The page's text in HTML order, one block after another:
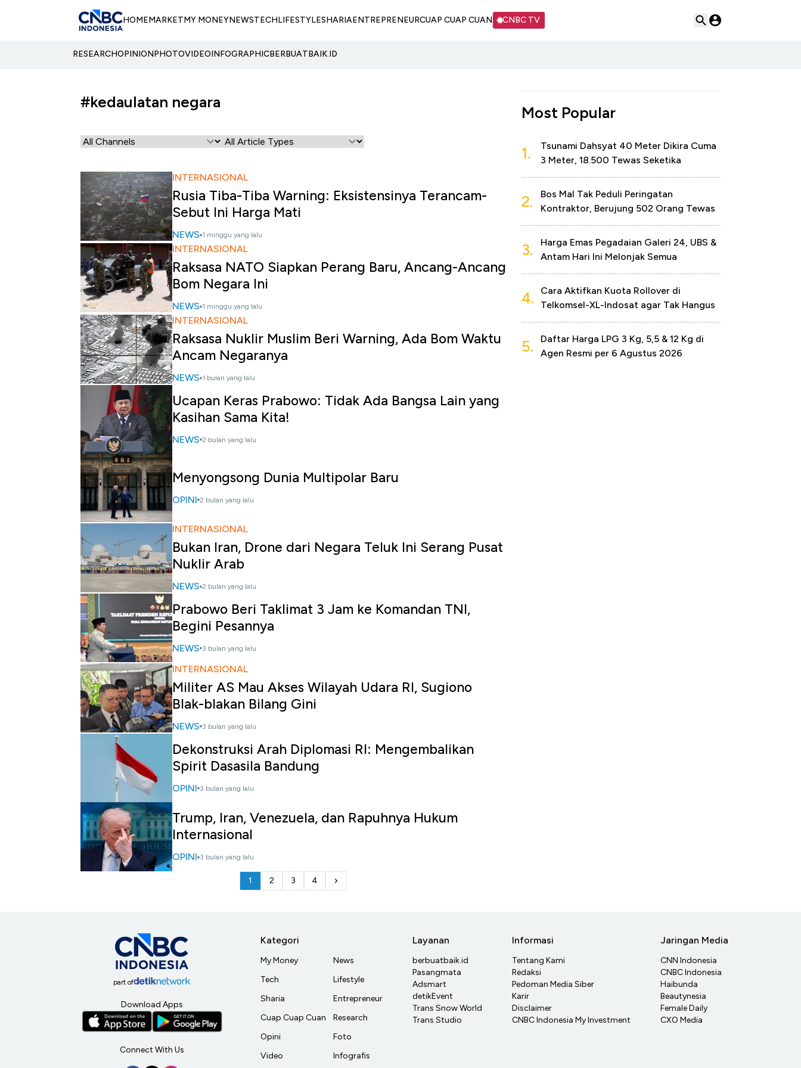
HOMEMARKETMY MONEYNEWSTECHLIFESTYLESHARIAENTREPRENEURCUAP CUAP CUAN CNBC TV
RESEARCHOPINIONPHOTOVIDEOINFOGRAPHICBERBUATBAIK.ID
#kedaulatan negara
INTERNASIONAL
Rusia Tiba-Tiba Warning: Eksistensinya Terancam-
Sebut Ini Harga Mati
NEWS 1 minggu yang lalu
INTERNASIONAL
Raksasa NATO Siapkan Perang Baru, Ancang-Ancang
Bom Negara Ini
NEWS 1 minggu yang lalu
INTERNASIONAL
Raksasa Nuklir Muslim Beri Warning, Ada Bom Waktu
Ancam Negaranya
NEWS 1 bulan yang lalu
Ucapan Keras Prabowo: Tidak Ada Bangsa Lain yang
Kasihan Sama Kita!
NEWS 2 bulan yang lalu
Menyongsong Dunia Multipolar Baru
OPINI 2 bulan yang lalu
INTERNASIONAL
Bukan Iran, Drone dari Negara Teluk Ini Serang Pusat
Nuklir Arab
NEWS 2 bulan yang lalu
Prabowo Beri Taklimat 3 Jam ke Komandan TNI,
Begini Pesannya
NEWS 3 bulan yang lalu
INTERNASIONAL
Militer AS Mau Akses Wilayah Udara RI, Sugiono
Blak-blakan Bilang Gini
NEWS 3 bulan yang lalu
Dekonstruksi Arah Diplomasi RI: Mengembalikan
Spirit Dasasila Bandung
OPINI 3 bulan yang lalu
Trump, Iran, Venezuela, dan Rapuhnya Hukum
Internasional
OPINI 3 bulan yang lalu
1 2 3 4
Most Popular
1.
Tsunami Dahsyat 40 Meter Dikira Cuma
3 Meter, 18.500 Tewas Seketika
2.
Bos Mal Tak Peduli Peringatan
Kontraktor, Berujung 502 Orang Tewas
3.
Harga Emas Pegadaian Galeri 24, UBS &
Antam Hari Ini Melonjak Semua
4.
Cara Aktifkan Kuota Rollover di
Telkomsel-XL-Indosat agar Tak Hangus
5.
Daftar Harga LPG 3 Kg, 5,5 & 12 Kg di
Agen Resmi per 6 Agustus 2026
part of
Download Apps
Connect With Us
Kategori
My Money
Tech
Sharia
Cuap Cuap Cuan
Opini
Video
News
Lifestyle
Entrepreneur
Research
Foto
Infografis
Layanan
berbuatbaik.id
Pasangmata
Adsmart
detikEvent
Trans Snow World
Trans Studio
Informasi
Tentang Kami
Redaksi
Pedoman Media Siber
Karir
Disclaimer
CNBC Indonesia My Investment
Jaringan Media
CNN Indonesia
CNBC Indonesia
Haibunda
Beautynesia
Female Daily
CXO Media